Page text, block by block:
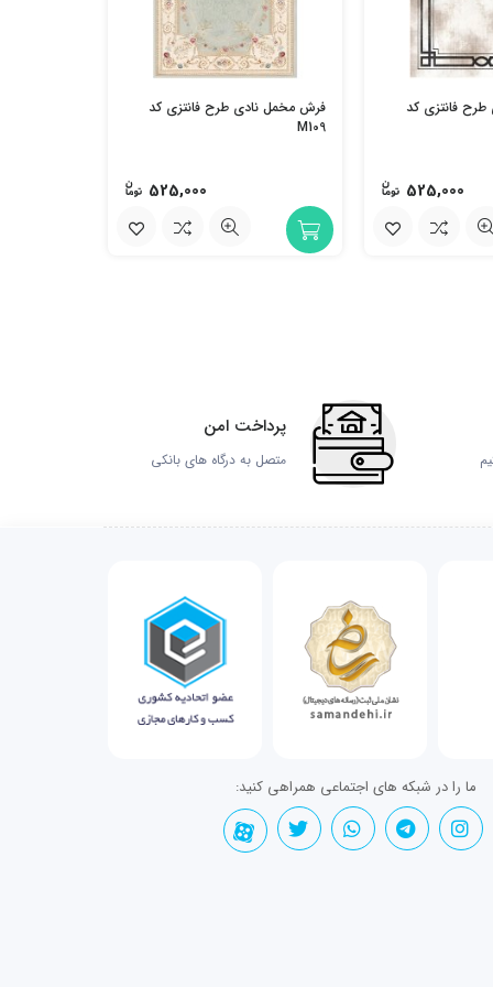
فانتزی کد
525,000
فرش مخمل نادی طرح فانتزی کد
M109
525,000
پرداخت امن
متصل به درگاه های بانکی
ما را در شبکه های اجتماعی همراهی کنید: